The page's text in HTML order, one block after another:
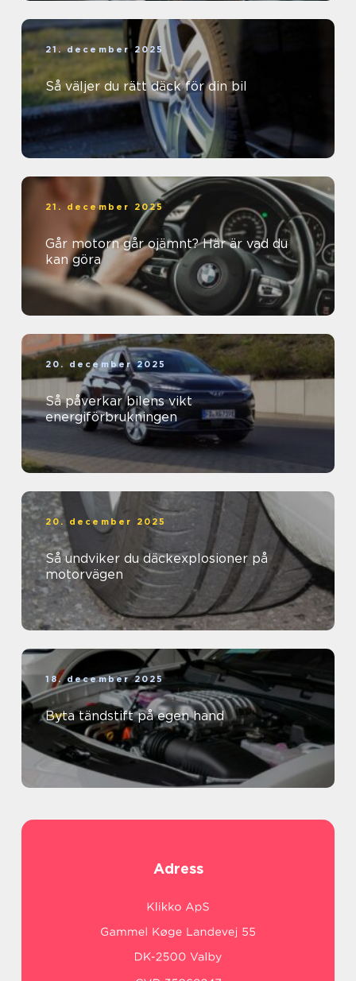
21. december 2025
Så väljer du rätt däck för din bil
21. december 2025
Går motorn går ojämnt? Här är vad du
kan göra
20. december 2025
Så påverkar bilens vikt
energiförbrukningen
20. december 2025
Så undviker du däckexplosioner på
motorvägen
18. december 2025
Byta tändstift på egen hand
Adress